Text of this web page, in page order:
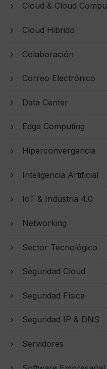
Cloud & Cloud
Cloud Hibrido
Colaboración
Correo Electrónico
Data Center
Edge Computing
Hiperconvergencia
Inteligencia Artificial
IoT & Industria 4.0
Networking
Sector Tecnológico
Seguridad Cloud
Seguridad Física
Seguridad IP & DNS
Servidores